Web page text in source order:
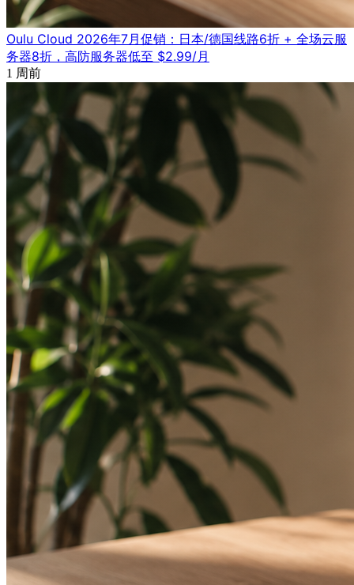
Oulu Cloud 2026年7月促销：日本/德国线路6折 + 全场云服
务器8折，高防服务器低至 $2.99/月
1 周前